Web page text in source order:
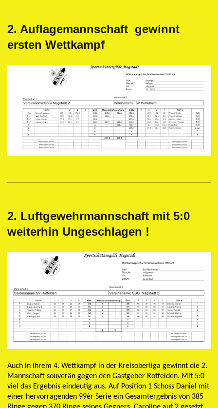
2. Auflagemannschaft gewinnt
ersten Wettkampf
2. Luftgewehrmannschaft mit 5:0
weiterhin Ungeschlagen !
Auch in ihrem 4. Wettkampf in der Kreisoberliga gewinnt die 2.
Mannschaft souverän gegen den Gastgeber Rotfelden. Mit 5:0
viel das Ergebnis eindeutig aus. Auf Position 1 Schoss Daniel mit
einer hervorragenden 99èr Serie ein Gesamtergebnis von 385